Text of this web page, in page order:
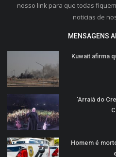
nosso link para que todas
noticias de
MENSAGENS
Kuwait afirma
'Arraiá do
Homem é